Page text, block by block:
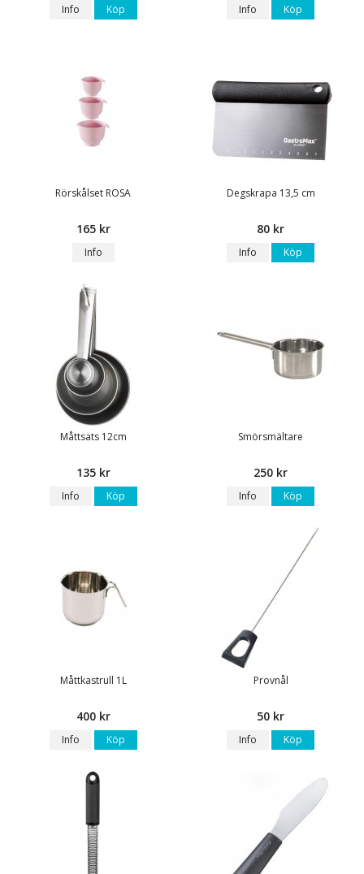
Info Köp Info Köp
Rörskålset ROSA
165 kr
Info
Degskrapa 13,5 cm
80 kr
Info Köp
Måttsats 12cm
135 kr
Info Köp
Smörsmältare
250 kr
Info Köp
Måttkastrull 1L
400 kr
Info Köp
Provnål
50 kr
Info Köp